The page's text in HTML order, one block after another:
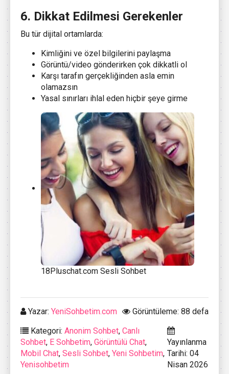
6. Dikkat Edilmesi Gerekenler
Bu tür dijital ortamlarda:
Kimliğini ve özel bilgilerini paylaşma
Görüntü/video gönderirken çok dikkatli ol
Karşı tarafın gerçekliğinden asla emin
olamazsın
Yasal sınırları ihlal eden hiçbir şeye girme
18Pluschat.com Sesli Sohbet
Yazar: YeniSohbetim.com
Görüntüleme: 88 defa
Kategori: Anonim Sohbet, Canlı
Sohbet, E Sohbetim, Görüntülü Chat,
Mobil Chat, Sesli Sohbet, Yeni Sohbetim,
Yenisohbetim
Yayınlanma
Tarihi: 04
Nisan 2026